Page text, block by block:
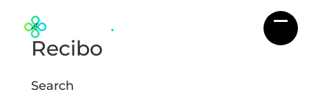
Recibo
Search